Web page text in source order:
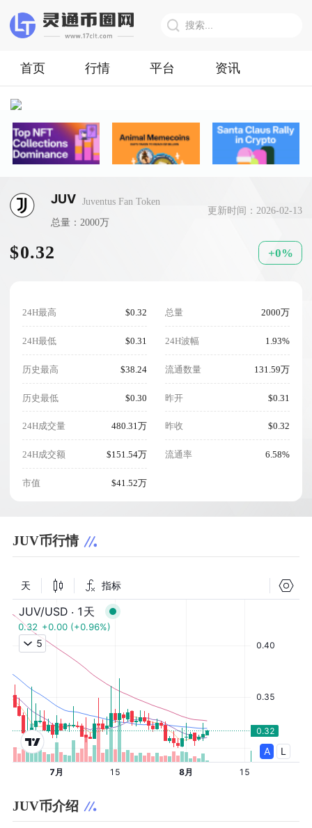
首页 行情 平台 资讯
JUV Juventus Fan Token
总量：2000万
更新时间：2026-02-13
$0.32 +0%
24H最高 $0.32
24H最低 $0.31
历史最高 $38.24
历史最低 $0.30
24H成交量 480.31万
24H成交额 $151.54万
市值 $41.52万
总量 2000万
24H波幅 1.93%
流通数量 131.59万
昨开 $0.31
昨收 $0.32
流通率 6.58%
JUV币行情
JUV币介绍